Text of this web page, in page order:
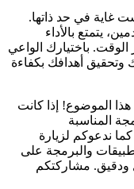
غاية في حد ذاتها.
يتمتع بالأداء
باختيارك الواعي
أهدافك بكفاءة
الموضوع! إذا كانت
المناسبة
ندعوكم لزيارة
والبرمجة على
ودقيق. مشاركتكم